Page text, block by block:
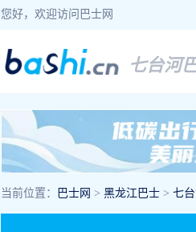
您好，欢迎访问巴士网
七台河
当前位置： 巴士网 > 黑龙江巴士 > 七